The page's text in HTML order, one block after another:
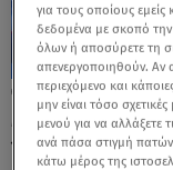
08.03.24, 15:58
Μαρέβα
νίκες των
για τους οποίους εμείς
δεδομένα με σκοπό
όλων ή αποσύρετε τη
απενεργοποιηθούν. Αν
περιεχόμενο και
μην είναι τόσο
μενού για να αλλάξετε
ανά πάσα στιγμή
κάτω μέρος της